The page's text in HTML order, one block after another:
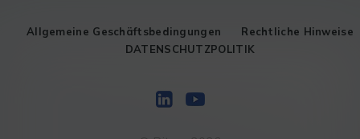
Allgemeine Geschäftsbedingungen
Rechtliche Hinweise
DATENSCHUTZPOLITIK